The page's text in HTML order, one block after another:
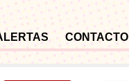
CONTACTO